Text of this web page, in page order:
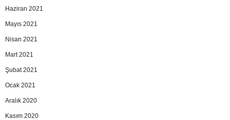
Haziran 2021
Mayıs 2021
Nisan 2021
Mart 2021
Şubat 2021
Ocak 2021
Aralık 2020
Kasım 2020